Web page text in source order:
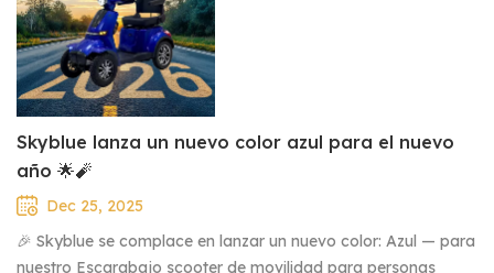
Skyblue lanza un nuevo color azul para el nuevo
año 🌟🧨
Dec 25, 2025
🎉 Skyblue se complace en lanzar un nuevo color: Azul — para
nuestro Escarabajo scooter de movilidad para personas